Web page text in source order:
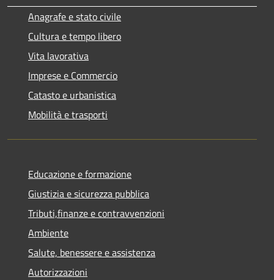
Anagrafe e stato civile
Cultura e tempo libero
Vita lavorativa
Imprese e Commercio
Catasto e urbanistica
Mobilità e trasporti
Educazione e formazione
Giustizia e sicurezza pubblica
Tributi,finanze e contravvenzioni
Ambiente
Salute, benessere e assistenza
Autorizzazioni